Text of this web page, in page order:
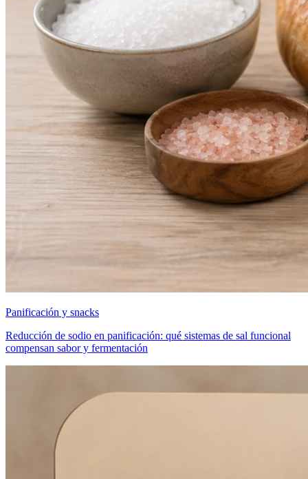
Panificación y snacks
Reducción de sodio en panificación: qué sistemas de sal funcional
compensan sabor y fermentación